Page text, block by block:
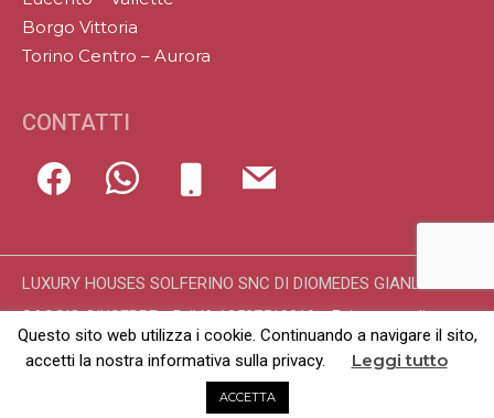
Borgo Vittoria
Torino Centro – Aurora
CONTATTI
LUXURY HOUSES SOLFERINO SNC DI DIOMEDES GIANLUCA &
SAGGIO GIUSEPPE - P. IVA 12507510019 -Privacy policy
Sito realizzato da Line-ON Digital Marketing
Questo sito web utilizza i cookie. Continuando a navigare il sito,
accetti la nostra informativa sulla privacy.
Leggi tutto
ACCETTA